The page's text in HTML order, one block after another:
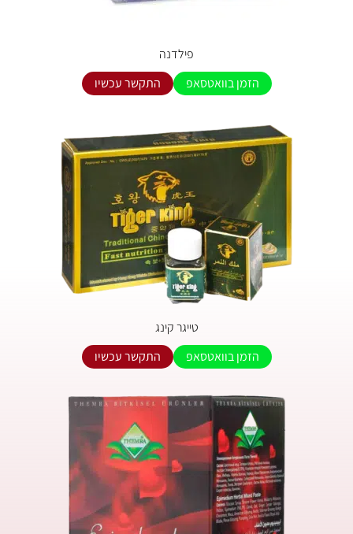
פילדנה
הזמן בוואטסאפ
התקשר עכשיו
טייגר קינג
הזמן בוואטסאפ
התקשר עכשיו